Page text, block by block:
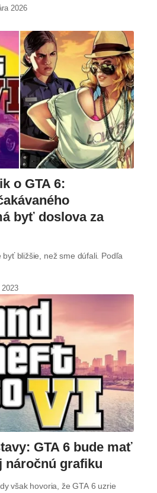
2026
o GTA 6:
byť doslova za
bližšie, než sme dúfali. Podľa
GTA 6 bude mať
náročnú grafiku
však hovoria, že GTA 6 uzrie